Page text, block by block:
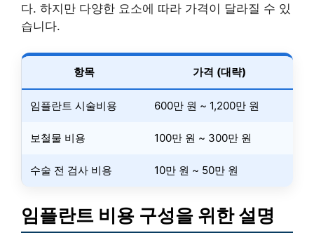
다. 하지만 다양한 요소에 따라 가격이 달라질 수 있
습니다.
항목 가격 (대략)
임플란트 시술비용 600만 원 ~ 1,200만 원
보철물 비용 100만 원 ~ 300만 원
수술 전 검사 비용 10만 원 ~ 50만 원
임플란트 비용 구성을 위한 설명